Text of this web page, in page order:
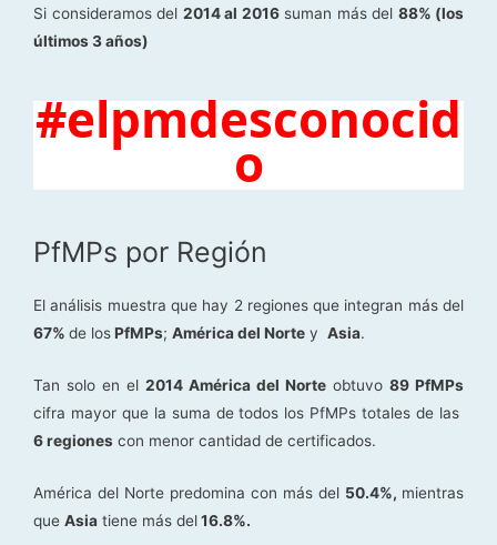
Si consideramos del 2014 al 2016suman más del 88% (los
últimos 3 años)
#elpmdesconocid
o
PfMPs por Región
El análisis muestra que hay 2 regiones que integran más del
67% de losPfMPs; América del Norte y Asia.
Tan solo en el 2014 América del Norte obtuvo 89 PfMPs
cifra mayor que la suma de todos los PfMPs totales de las
6 regiones con menor cantidad de certificados.
América del Norte predomina con más del 50.4%, mientras
que Asia tiene más del16.8%.